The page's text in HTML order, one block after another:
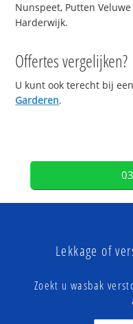
Nunspeet, Putten
Harderwijk.
Offertes vergelijken?
U kunt ook terecht bij
Garderen.
Lekkage of
Zoekt u wasbak